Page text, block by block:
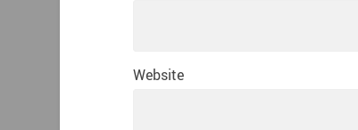
Website